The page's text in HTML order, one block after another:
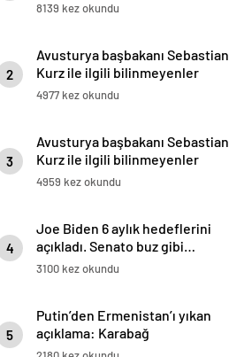
8139 kez okundu
2
Avusturya başbakanı Sebastian
Kurz ile ilgili bilinmeyenler
4977 kez okundu
3
Avusturya başbakanı Sebastian
Kurz ile ilgili bilinmeyenler
4959 kez okundu
4
Joe Biden 6 aylık hedeflerini
açıkladı. Senato buz gibi…
3100 kez okundu
5
Putin’den Ermenistan’ı yıkan
açıklama: Karabağ
Azerbaycan’ın ayrılmaz bir